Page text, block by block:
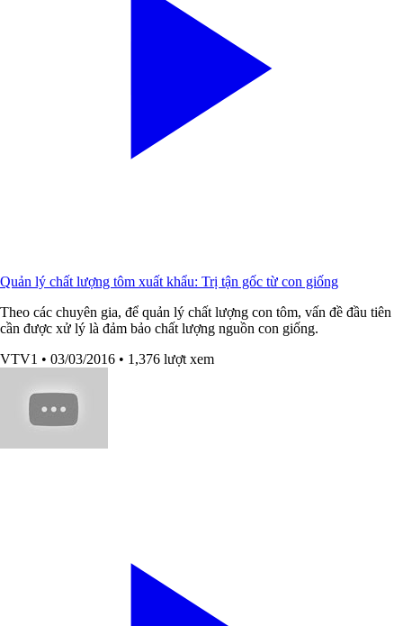
Quản lý chất lượng tôm xuất khẩu: Trị tận gốc từ con giống
Theo các chuyên gia, để quản lý chất lượng con tôm, vấn đề đầu tiên
cần được xử lý là đảm bảo chất lượng nguồn con giống.
VTV1 • 03/03/2016 • 1,376 lượt xem